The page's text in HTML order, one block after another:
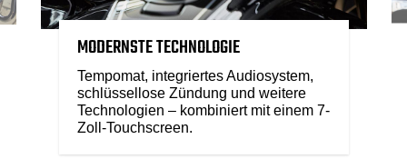
MODERNSTE TECHNOLOGIE
Tempomat, integriertes Audiosystem,
schlüssellose Zündung und weitere
Technologien – kombiniert mit einem 7-
Zoll-Touchscreen.